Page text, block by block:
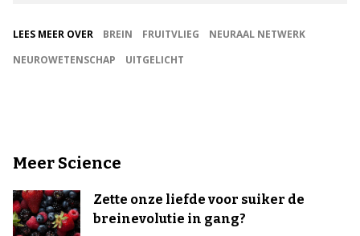
LEES MEER OVER BREIN FRUITVLIEG
NEURAAL NETWERK
NEUROWETENSCHAP
UITGELICHT
Meer Science
Zette onze liefde voor suiker de
breinevolutie in gang?